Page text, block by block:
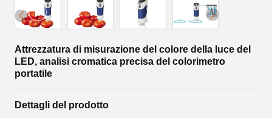
Attrezzatura di misurazione del colore della luce del
LED, analisi cromatica precisa del colorimetro
portatile
Dettagli del prodotto